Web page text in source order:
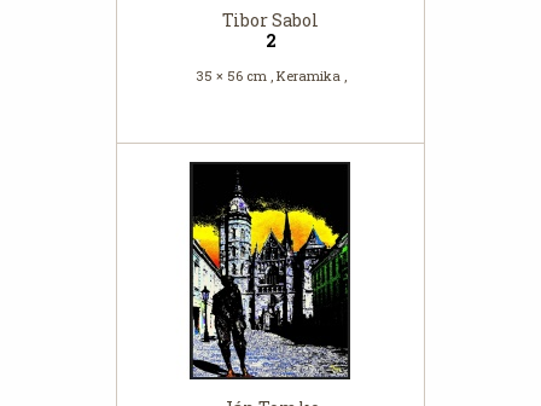
Tibor Sabol
2
35 × 56 cm , Keramika ,